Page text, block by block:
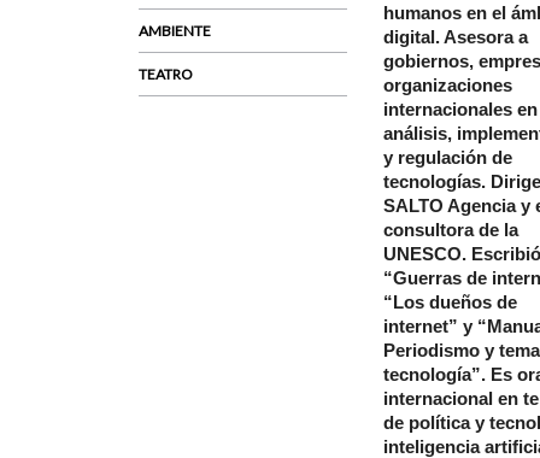
AMBIENTE
TEATRO
humanos en el
digital. Asesora a
gobiernos,
organizaciones
internacionales en
análisis,
y regulación de
tecnologías. Dirige
SALTO Agencia y
consultora de la
UNESCO. Escribió
“Guerras de
“Los dueños de
internet” y
Periodismo y
tecnología”. Es
internacional en
de política y
inteligencia